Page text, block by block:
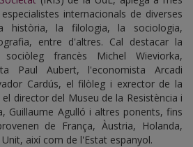
internacionals de diverses
història, la filologia, la sociologia,
entre d'altres. Cal destacar la
francès Michel Wieviorka,
Paul Aubert, l'economista Arcadi
Cardús, el filòleg i exrector de la
director del Museu de la Resistència i
Guillaume Agulló i altres ponents, fins
de França, Àustria, Holanda,
així com de l'Estat espanyol.